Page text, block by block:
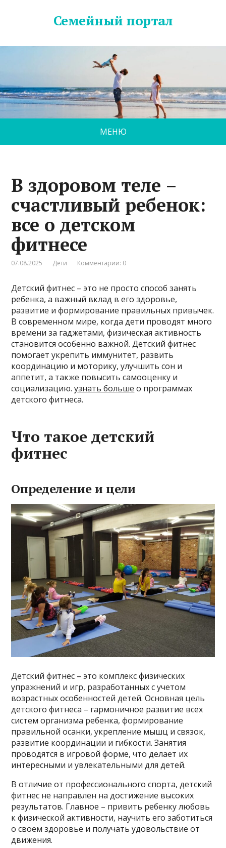
Семейный портал
МЕНЮ
В здоровом теле –
счастливый ребенок:
все о детском
фитнесе
07.08.2025 Дети Комментарии: 0
Детский фитнес – это не просто способ занять
ребенка, а важный вклад в его здоровье,
развитие и формирование правильных привычек.
В современном мире, когда дети проводят много
времени за гаджетами, физическая активность
становится особенно важной. Детский фитнес
помогает укрепить иммунитет, развить
координацию и моторику, улучшить сон и
аппетит, а также повысить самооценку и
социализацию.узнать больше о программах
детского фитнеса.
Что такое детский
фитнес
Определение и цели
Детский фитнес – это комплекс физических
упражнений и игр, разработанных с учетом
возрастных особенностей детей. Основная цель
детского фитнеса – гармоничное развитие всех
систем организма ребенка, формирование
правильной осанки, укрепление мышц и связок,
развитие координации и гибкости. Занятия
проводятся в игровой форме, что делает их
интересными и увлекательными для детей.
В отличие от профессионального спорта, детский
фитнес не направлен на достижение высоких
результатов. Главное – привить ребенку любовь
к физической активности, научить его заботиться
о своем здоровье и получать удовольствие от
движения.